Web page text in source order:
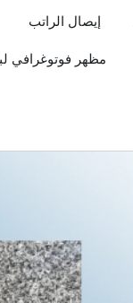
إيصال الراتب
مظهر فوتوغرافي